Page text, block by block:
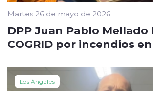
Martes 26 de mayo de 2026
DPP Juan Pablo Mellado
COGRID por incendios
Los Ángeles